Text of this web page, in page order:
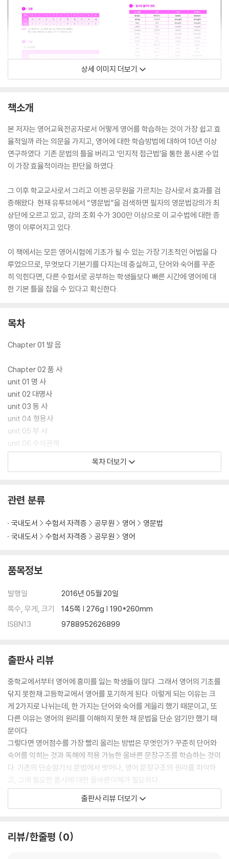
상세 이미지 더보기
책소개
본 저자는 영어교육전공자로서 어떻게 영어를 학습하는 것이 가장 쉽고 효
율적일까 라는 의문을 가지고, 영어에 대한 학습방법에 대하여 10년 이상
연구하였다. 기존 문법의 틀을 버리고 ‘인지적 접근법’을 통한 품사론 수업
이 가장 효율적이라는 판단을 하였다.
그 이후 학교교사로서 그리고 이젠 공무원을 가르치는 강사로서 효과를 검
증해왔다. 현재 유투브에서 “영문법”을 검색하면 필자의 영문법강의가 최
상단에 오르고 있고, 강의 조회 수가 300만 이상으로 이 교수법에 대한 증
명이 이루어지고 있다.
이 책에서는 모든 영어시험에 기초가 될 수 있는 가장 기초적인 어법을 다
루었으므로, 무엇보다 기본기를 다지는데 충실하고, 단어와 숙어를 꾸준
히 익힌다면, 다른 수험서로 공부하는 학생들보다 빠른 시간에 영어에 대
한 기본 틀을 잡을 수 있다고 확신한다.
목차
Chapter 01 발 음
Chapter 02 품 사
unit 01 명 사
unit 02 대명사
unit 03 동 사
unit 04 형용사
unit 05 부 사
unit 06 수식관계
unit 07 전치사
unit 02 주어+동사+명사
unit 03 주어+동사+형용사(보어)
unit 04 문장의 종류
unit 05 품사의 변환
unit 07 주어+동사+명사+형용사
Chapter 04 접속사
unit 01 구와 절
unit 02 등위 접속사
unit 03 종속 접속사
Chapter 06 비 교
Chapter 07 가정법
unit 01 가정법 현재
unit 02 가정법 미래
unit 03 가정법 과거
unit 04 가정법 과거완료
unit 05 혼합 가정법
* 부 록
Chapter 01 품사
목차 더보기
관련 분류
국내도서 수험서 자격증 공무원 영어
영문법
국내도서
수험서 자격증 공무원 영어
품목정보
발행일
2016년 05월 20일
쪽수, 무게, 크기
145쪽 | 276g | 190*260mm
ISBN13
9788952626899
출판사 리뷰
중학교에서부터 영어에 흥미를 잃는 학생들이 많다. 그래서 영어의 기초를
닦지 못한채 고등학교에서 영어를 포기하게 된다. 이렇게 되는 이유는 크
게 2가지로 나뉘는데, 한 가지는 단어와 숙어를 게을리 했기 때문이고, 또
다른 이유는 영어의 원리를 이해하지 못한 채 문법을 단순 암기만 했기 때
문이다.
그렇다면 영어점수를 가장 빨리 올리는 방법은 무엇인가? 꾸준히 단어와
숙어를 익히는 것과 독해에 적용 가능한 올바른 문장구조를 학습하는 것이
다. 기존의 단순암기식 문법에서 벗어나, 영어 문장구조의 원리를 파악하
고, 그에 필요한 품사에 대한 올바른이해가 필요하다.
본 저자는 영어교육전공자로서 어떻게 영어를 학습하는 것이 가장 쉽고 효
율적일까 라는 의문을 가지고, 영어에 대한 학습방법에 대하여 10년 이상
공무원을 가르치는 강사로서 효과를 검증해왔다. 현재 유투브에서 “영문
출판사 리뷰 더보기
리뷰/한줄평 0